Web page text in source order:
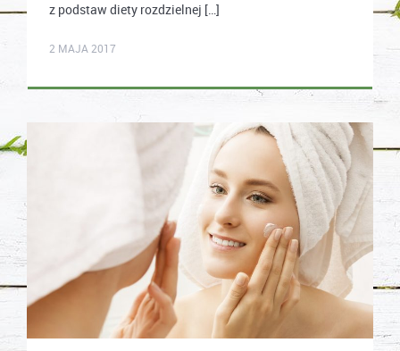
z podstaw diety rozdzielnej […]
2 MAJA 2017